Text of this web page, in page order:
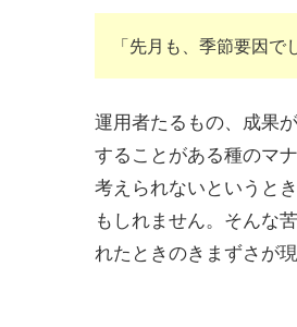
「先月も、季節要因で
運用者たるもの、成果
することがある種のマ
考えられないというと
もしれません。そんな
れたときのきまずさが